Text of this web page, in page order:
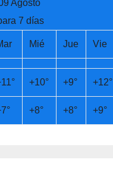
Agosto
7 días
Mié Jue Vie
11° +10° +9° +12°
7° +8° +8° +9°